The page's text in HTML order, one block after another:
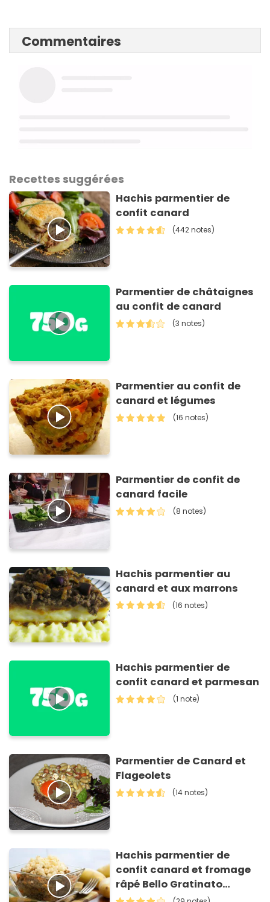
Commentaires
Recettes suggérées
Hachis parmentier de
confit canard
(442 notes)
Parmentier de châtaignes
au confit de canard
(3 notes)
Parmentier au confit de
canard et légumes
(16 notes)
Parmentier de confit de
canard facile
(8 notes)
Hachis parmentier au
canard et aux marrons
(16 notes)
Hachis parmentier de
confit canard et parmesan
(1 note)
Parmentier de Canard et
Flageolets
(14 notes)
Hachis parmentier de
confit canard et fromage
râpé Bello Gratinato
Giovanni Ferrari